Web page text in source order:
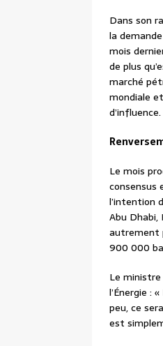
Dans son
la
mois
de plus
marché
mondiale
d’influence.
Le mois
consensus
l’intention
Abu Dhabi,
autrement
900 000
Le ministre
l’Énergie :
peu, ce
est